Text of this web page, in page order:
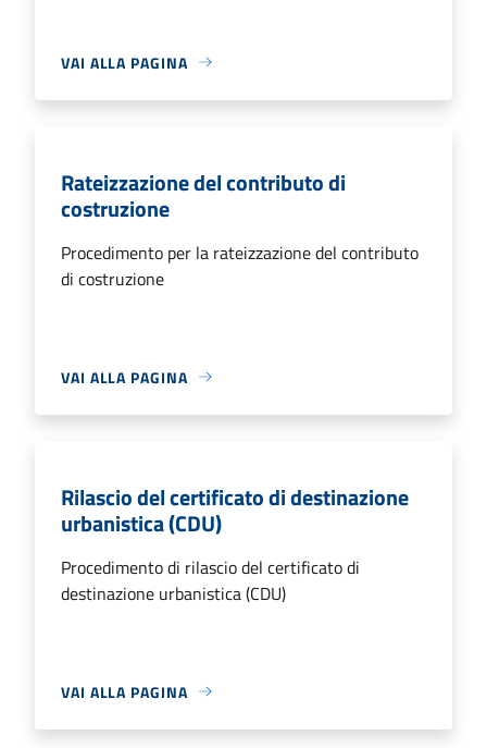
VAI ALLA PAGINA
Rateizzazione del contributo di
costruzione
Procedimento per la rateizzazione del contributo
di costruzione
VAI ALLA PAGINA
Rilascio del certificato di destinazione
urbanistica (CDU)
Procedimento di rilascio del certificato di
destinazione urbanistica (CDU)
VAI ALLA PAGINA